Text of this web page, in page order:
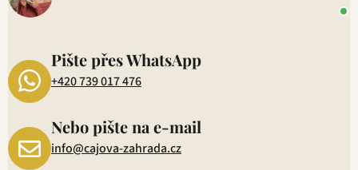
Pište přes WhatsApp
+420 739 017 476
Nebo pište na e-mail
info@cajova-zahrada.cz